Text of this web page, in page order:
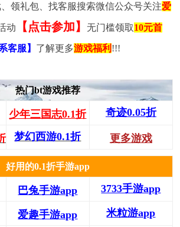
礼包、找客服搜索微信公众号关注爱
动 【点击参加】 无门槛领取10元首
客服】 了解更多游戏福利 !!!
热门bt游戏推荐
少年三国志0.1折 奇迹0.05折
梦幻西游0.1折 更多游戏
好用的0.1折手游app
巴兔手游app 3733手游app
爱趣手游app 米粒游app